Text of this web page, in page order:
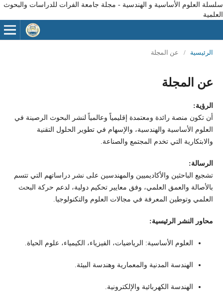
سلسلة العلوم الأساسية و الهندسية - مجلة جامعة الفرات للدراسات والبحوث
العلمية
الرئيسية / عن المجلة
عن المجلة
الرؤية:
أن تكون منصة رائدة ومعتمدة إقليمياً وعالمياً لنشر البحوث الرصينة في
العلوم الأساسية والهندسية، والإسهام في تطوير الحلول التقنية
والابتكارية التي تخدم المجتمع والصناعة.
الرسالة:
تشجيع الباحثين والأكاديميين والمهندسين على نشر دراساتهم التي تتسم
بالأصالة والعمق العلمي، وفق معايير تحكيم دولية، لدعم حركة البحث
العلمي وتوطين المعرفة في مجالات العلوم والتكنولوجيا.
محاور النشر الرئيسية:
العلوم الأساسية: الرياضيات، الفيزياء، الكيمياء، علوم الحياة.
الهندسة المدنية والمعمارية وهندسة البيئة.
الهندسة الكهربائية والإلكترونية.